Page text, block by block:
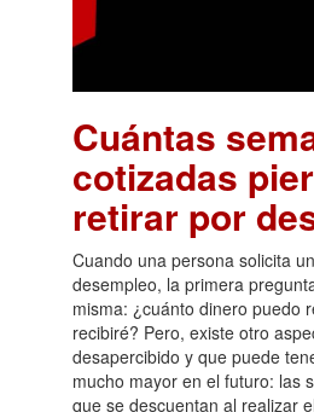
Cuántas
cotizadas
retirar por
Cuando una persona solicita
desempleo, la primera
misma: ¿cuánto dinero puedo
recibiré? Pero, existe otro
desapercibido y que puede
mucho mayor en el futuro: las
que se descuentan al realizar